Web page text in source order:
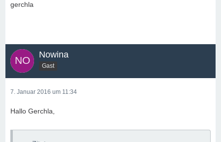
gerchla
Nowina
Gast
7. Januar 2016 um 11:34
Hallo Gerchla,